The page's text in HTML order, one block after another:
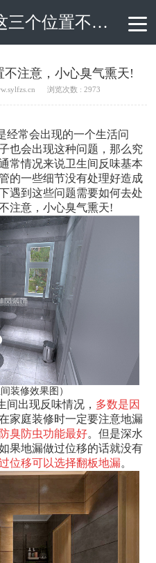
卫生间装修时这三个位置不注意，小心臭气熏天!
注意，小心臭气熏天!
浏览次数 : 2973
经常会出现的一个生活问
也会出现这种问题，那么究
常情况来说卫生间反味基本
的一些细节没有处理好造成
遇到这些问题需要如何去处
注意，小心臭气熏天!
装修效果图）
间出现反味情况， 多数是因
家庭装修时一定要注意地漏
臭防虫功能最好。但是深水
果地漏做过位移的话就没有
位移可以选择翻板地漏。